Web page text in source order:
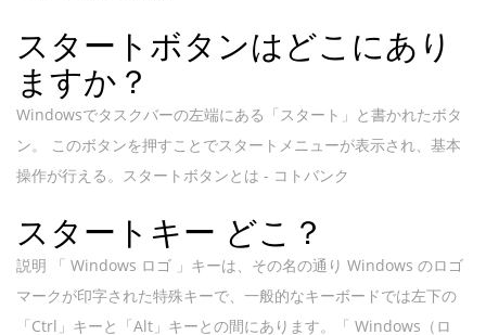
スタートボタンはどこにあり
ますか？
Windowsでタスクバーの左端にある「スタート」と書かれたボタ
ン。 このボタンを押すことでスタートメニューが表示され、基本
操作が行える。スタートボタンとは - コトバンク
スタートキー どこ？
説明 「 Windows ロゴ 」キーは、その名の通り Windows のロゴ
マークが印字された特殊キーで、一般的なキーボードでは左下の
「Ctrl」キーと「Alt」キーとの間にあります。「 Windows（ロ